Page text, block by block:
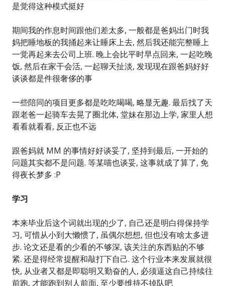
是觉得这种模式挺好
期间我的作息时间跟他们差太多, 一般都是爸妈出门时我
妈把睡地板的我捅起来让睡床上去, 然后我还能完整睡上
一觉再起来去公司上班. 晚上会比平时早点回来, 一起吃晚
饭, 然后在家干会活, 一起聊天扯淡, 发现现在跟爸妈好好
谈谈都是件很奢侈的事
一些陪同的项目更多都是吃吃喝喝, 略显无趣. 最后找了天
跟老爸一起骑车去晃了圈北体, 堂妹在那边上学, 家里人想
看看就看看, 反正也不远
跟爸妈就 MM 的事情好好谈妥了, 坚持到最后, 一开始的
问题其实都不是问题. 等某喵也谈妥, 这事就成了算了, 免
得夜长梦多 :P
学习
本来毕业后这个词就出现的少了, 自己还是明白得保持学
习, 可惜从小到大懒惯了, 虽偶尔想想, 但也没有啥太多进
步. 论文还是看的少看的不够深, 该关注的东西贴的不够
紧. 还是得经常提醒和敲打下自己. 这个行业本来发展就很
快, 从业者又都是即聪明又勤奋的人, 必须逼这自己持续往
前跑, 才能跑到别人前面, 至少要维持不掉队吧